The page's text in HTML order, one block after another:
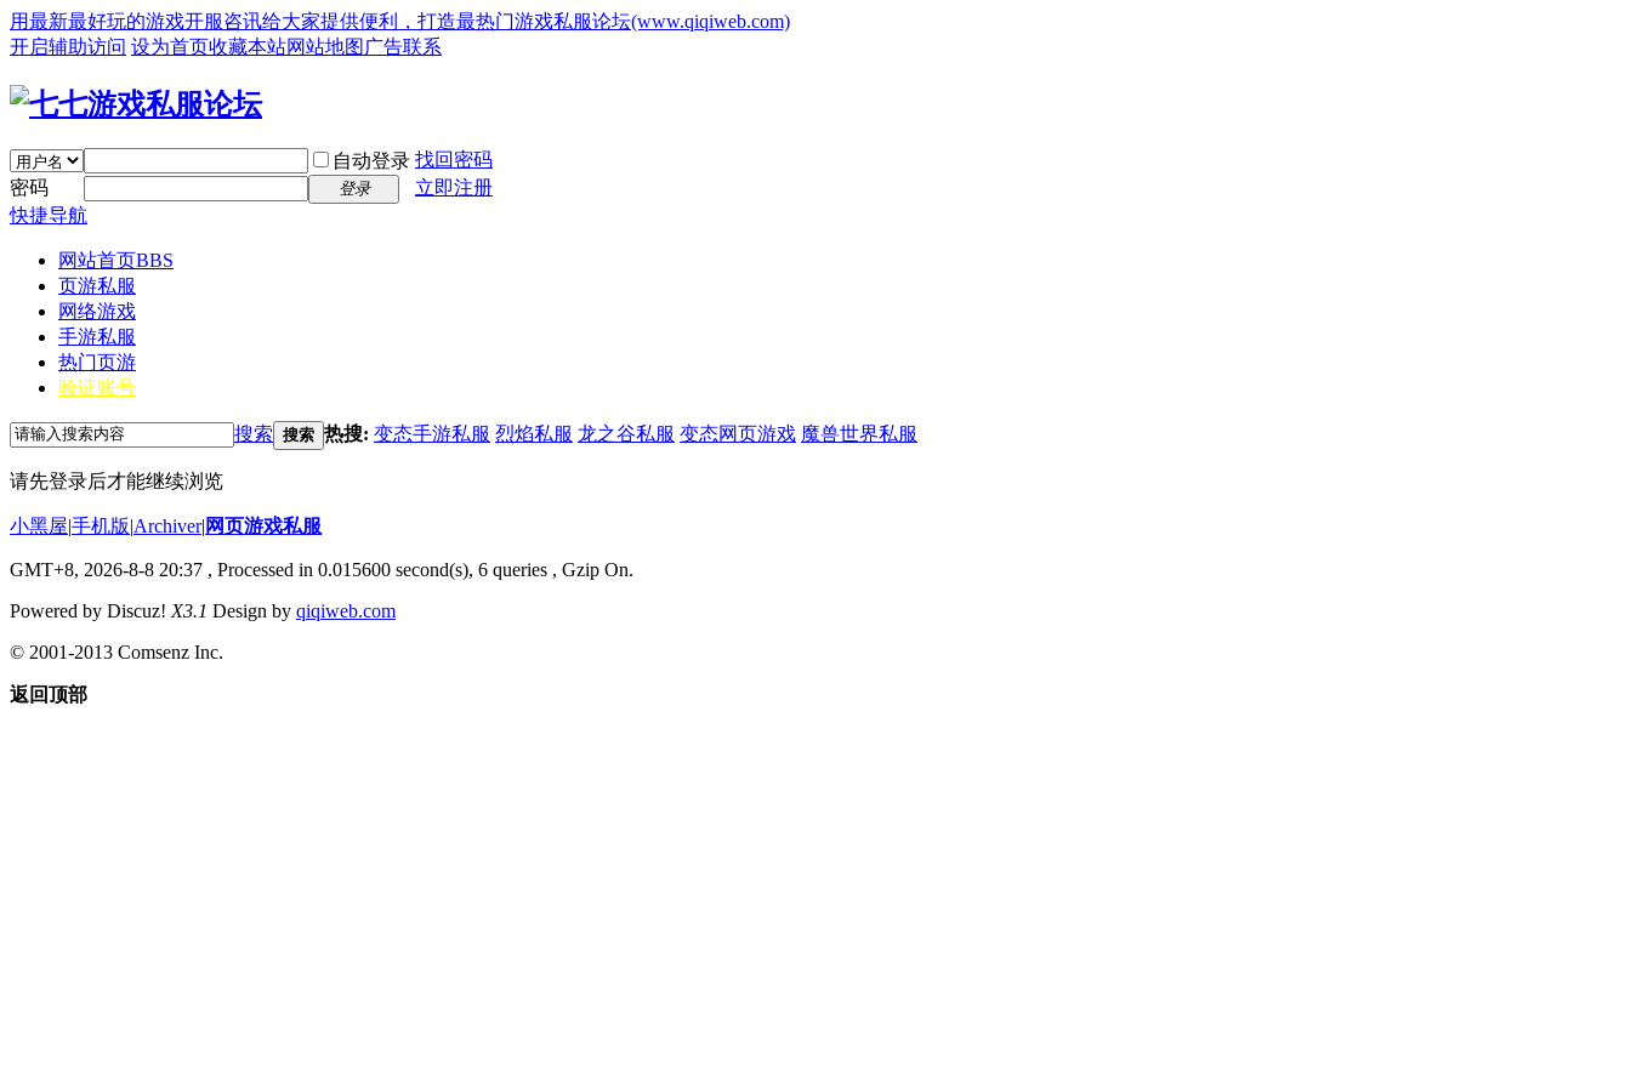
用最新最好玩的游戏开服咨讯给大家提供便利，打造最热门游戏私服论坛(www.qiqiweb.com)
开启辅助访问 设为首页收藏本站网站地图 广告联系
自动登录 找回密码
密码
登录
立即注册
快捷导航
网站首页BBS
页游私服
网络游戏
手游私服
热门页游
验证账号
搜索 搜索 热搜: 变态手游私服 烈焰私服 龙之谷私服 变态网页游戏 魔兽世界私服
请先登录后才能继续浏览
小黑屋|手机版|Archiver| 网页游戏私服
GMT+8, 2026-8-8 20:37 , Processed in 0.015600 second(s), 6 queries , Gzip On.
Powered by Discuz! X3.1 Design by qiqiweb.com
© 2001-2013 Comsenz Inc.
返回顶部